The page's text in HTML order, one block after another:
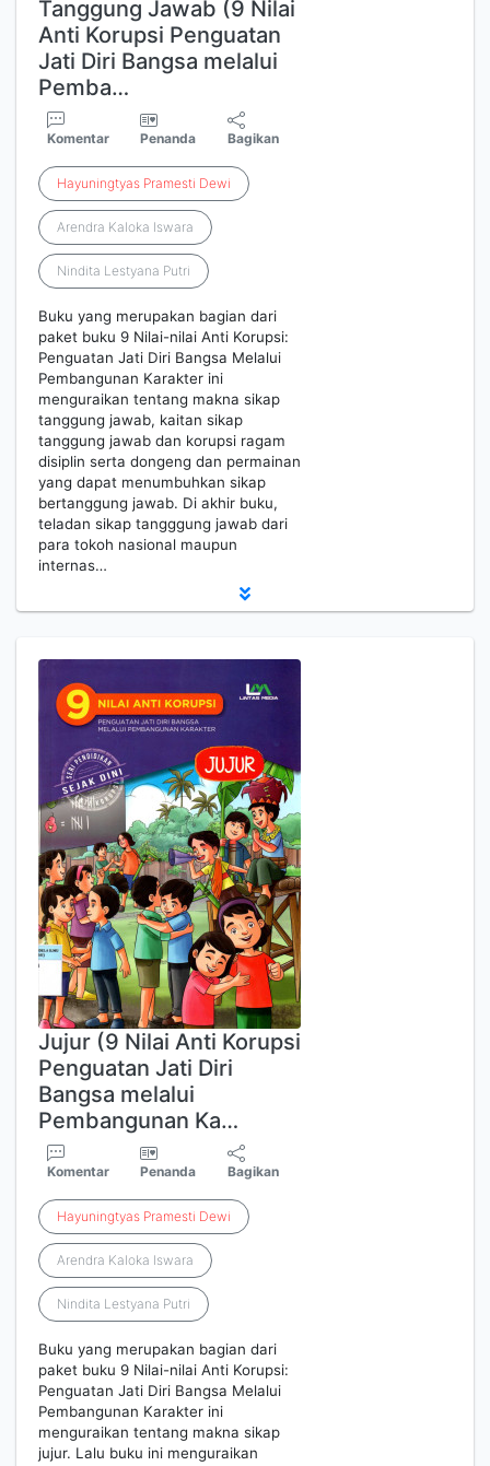
Tanggung Jawab (9 Nilai
Anti Korupsi Penguatan
Jati Diri Bangsa melalui
Pemba…
Komentar Penanda Bagikan
Hayuningtyas Pramesti Dewi
Arendra Kaloka Iswara
Nindita Lestyana Putri
Buku yang merupakan bagian dari
paket buku 9 Nilai-nilai Anti Korupsi:
Penguatan Jati Diri Bangsa Melalui
Pembangunan Karakter ini
menguraikan tentang makna sikap
tanggung jawab, kaitan sikap
tanggung jawab dan korupsi ragam
disiplin serta dongeng dan permainan
yang dapat menumbuhkan sikap
bertanggung jawab. Di akhir buku,
teladan sikap tangggung jawab dari
para tokoh nasional maupun
internas…
Jujur (9 Nilai Anti Korupsi
Penguatan Jati Diri
Bangsa melalui
Pembangunan Ka…
Komentar Penanda Bagikan
Hayuningtyas Pramesti Dewi
Arendra Kaloka Iswara
Nindita Lestyana Putri
Buku yang merupakan bagian dari
paket buku 9 Nilai-nilai Anti Korupsi:
Penguatan Jati Diri Bangsa Melalui
Pembangunan Karakter ini
menguraikan tentang makna sikap
jujur. Lalu buku ini menguraikan